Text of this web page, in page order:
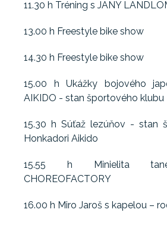
11.30 h Tréning s JANY
13.00 h Freestyle bike show
14.30 h Freestyle bike show
15.00 h Ukážky bojového
AIKIDO - stan športového klubu
15.30 h Súťaž lezúňov - stan
Honkadori Aikido
15.55 h Minielita
CHOREOFACTORY
16.00 h Miro Jaroš s kapelou –